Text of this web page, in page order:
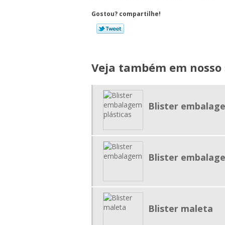
Gostou? compartilhe!
Veja também em nosso
Blister
Blister
Blister maleta